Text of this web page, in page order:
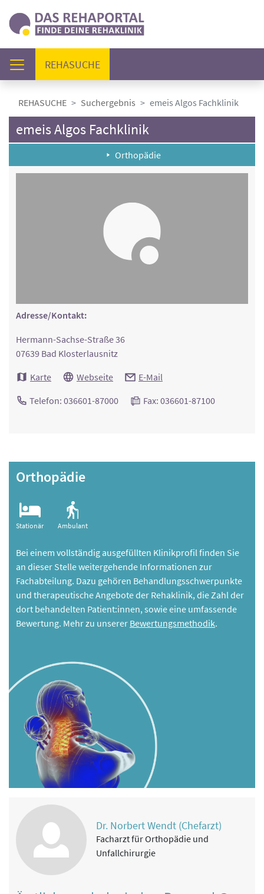
REHASUCHE(AKTUELL)
REHASUCHE Suchergebnis emeis Algos Fachklinik
emeis Algos Fachklinik
Orthopädie
Adresse/Kontakt:
Hermann-Sachse-Straße 36
07639 Bad Klosterlausnitz
Karte
Webseite E-Mail
Telefon: 036601-87000 Fax: 036601-87100
Orthopädie
Stationär Ambulant
Bei einem vollständig ausgefüllten Klinikprofil finden Sie
an dieser Stelle weitergehende Informationen zur
Fachabteilung. Dazu gehören Behandlungsschwerpunkte
und therapeutische Angebote der Rehaklinik, die Zahl der
dort behandelten Patient:innen, sowie eine umfassende
Bewertung. Mehr zu unserer Bewertungsmethodik.
Dr. Norbert Wendt (Chefarzt)
Facharzt für Orthopädie und
Unfallchirurgie